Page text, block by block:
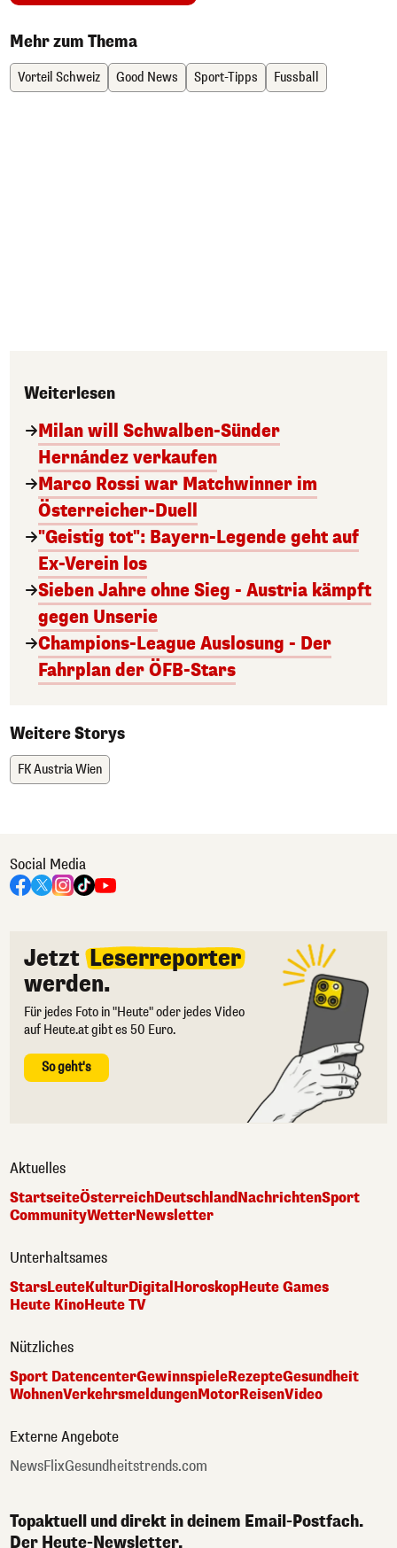
Mehr zum Thema
Vorteil Schweiz Good News Sport-Tipps Fussball
Weiterlesen
Milan will Schwalben-Sünder
Hernández verkaufen
Marco Rossi war Matchwinner im
Österreicher-Duell
"Geistig tot": Bayern-Legende geht auf
Ex-Verein los
Sieben Jahre ohne Sieg - Austria kämpft
gegen Unserie
Champions-League Auslosung - Der
Fahrplan der ÖFB-Stars
Weitere Storys
FK Austria Wien
Social Media
Jetzt Leserreporter
werden.
Für jedes Foto in "Heute" oder jedes Video
auf Heute.at gibt es 50 Euro.
So geht's
Aktuelles
StartseiteÖsterreichDeutschlandNachrichtenSport
CommunityWetterNewsletter
Unterhaltsames
StarsLeuteKulturDigital HoroskopHeute Games
Heute KinoHeute TV
Nützliches
Sport DatencenterGewinnspieleRezepteGesundheit
WohnenVerkehrsmeldungenMotorReisenVideo
Externe Angebote
NewsFlixGesundheitstrends.com
Topaktuell und direkt in deinem Email-Postfach.
Der Heute-Newsletter.